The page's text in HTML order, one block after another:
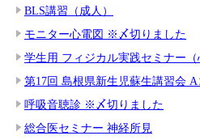
BLS講習（成人）
モニター心電図 ※〆切りました
学生用 フィジカル実践セミナー（
第17回 島根県新生児蘇生講習会
呼吸音聴診 ※〆切りました
総合医セミナー 神経所見